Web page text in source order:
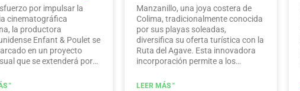
por impulsar la
cinematográfica
la productora
Enfant & Poulet se
en un proyecto
que se extenderá por
Leer más
"
Manzanillo, una joya costera de
Colima, tradicionalmente conocida
por sus playas soleadas,
diversifica su oferta turística con la
Ruta del Agave. Esta innovadora
incorporación permite a los
historia, las tradiciones y los
LEER MÁS "